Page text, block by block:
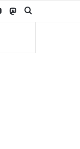
YouTubeMastodon